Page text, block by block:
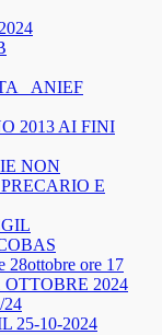
ANIEF
2013 AI FINI
NON
E
28ottobre ore 17
2024
24
25-10-2024